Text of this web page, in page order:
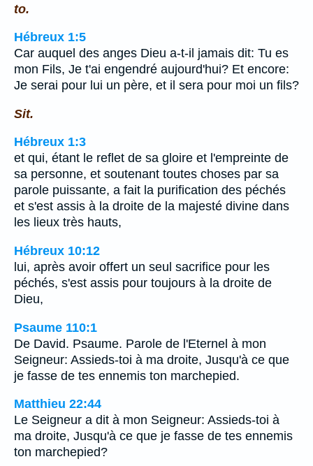
to.
Hébreux 1:5
Car auquel des anges Dieu a-t-il jamais dit: Tu es
mon Fils, Je t'ai engendré aujourd'hui? Et encore:
Je serai pour lui un père, et il sera pour moi un fils?
Sit.
Hébreux 1:3
et qui, étant le reflet de sa gloire et l'empreinte de
sa personne, et soutenant toutes choses par sa
parole puissante, a fait la purification des péchés
et s'est assis à la droite de la majesté divine dans
les lieux très hauts,
Hébreux 10:12
lui, après avoir offert un seul sacrifice pour les
péchés, s'est assis pour toujours à la droite de
Dieu,
Psaume 110:1
De David. Psaume. Parole de l'Eternel à mon
Seigneur: Assieds-toi à ma droite, Jusqu'à ce que
je fasse de tes ennemis ton marchepied.
Matthieu 22:44
Le Seigneur a dit à mon Seigneur: Assieds-toi à
ma droite, Jusqu'à ce que je fasse de tes ennemis
ton marchepied?